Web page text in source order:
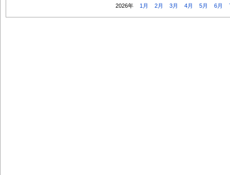
2026年
1月 2月 3月 4月 5月 6月